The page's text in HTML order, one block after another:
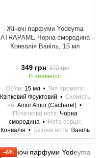
Жіночі парфуми Yodeyma
ATRAPAME Чорна смородина
Конвалія Ваніль, 15 мл
349 грн 372 грн
В наявності
Об'єм 15 мл
Тип аромату
Квітковий Фруктовий
Схожість
на Amor Amor (Cacharel)
Початкова нота Чорна
смородина
Нота серця
Конвалія
Базова нота Ваніль
−6%